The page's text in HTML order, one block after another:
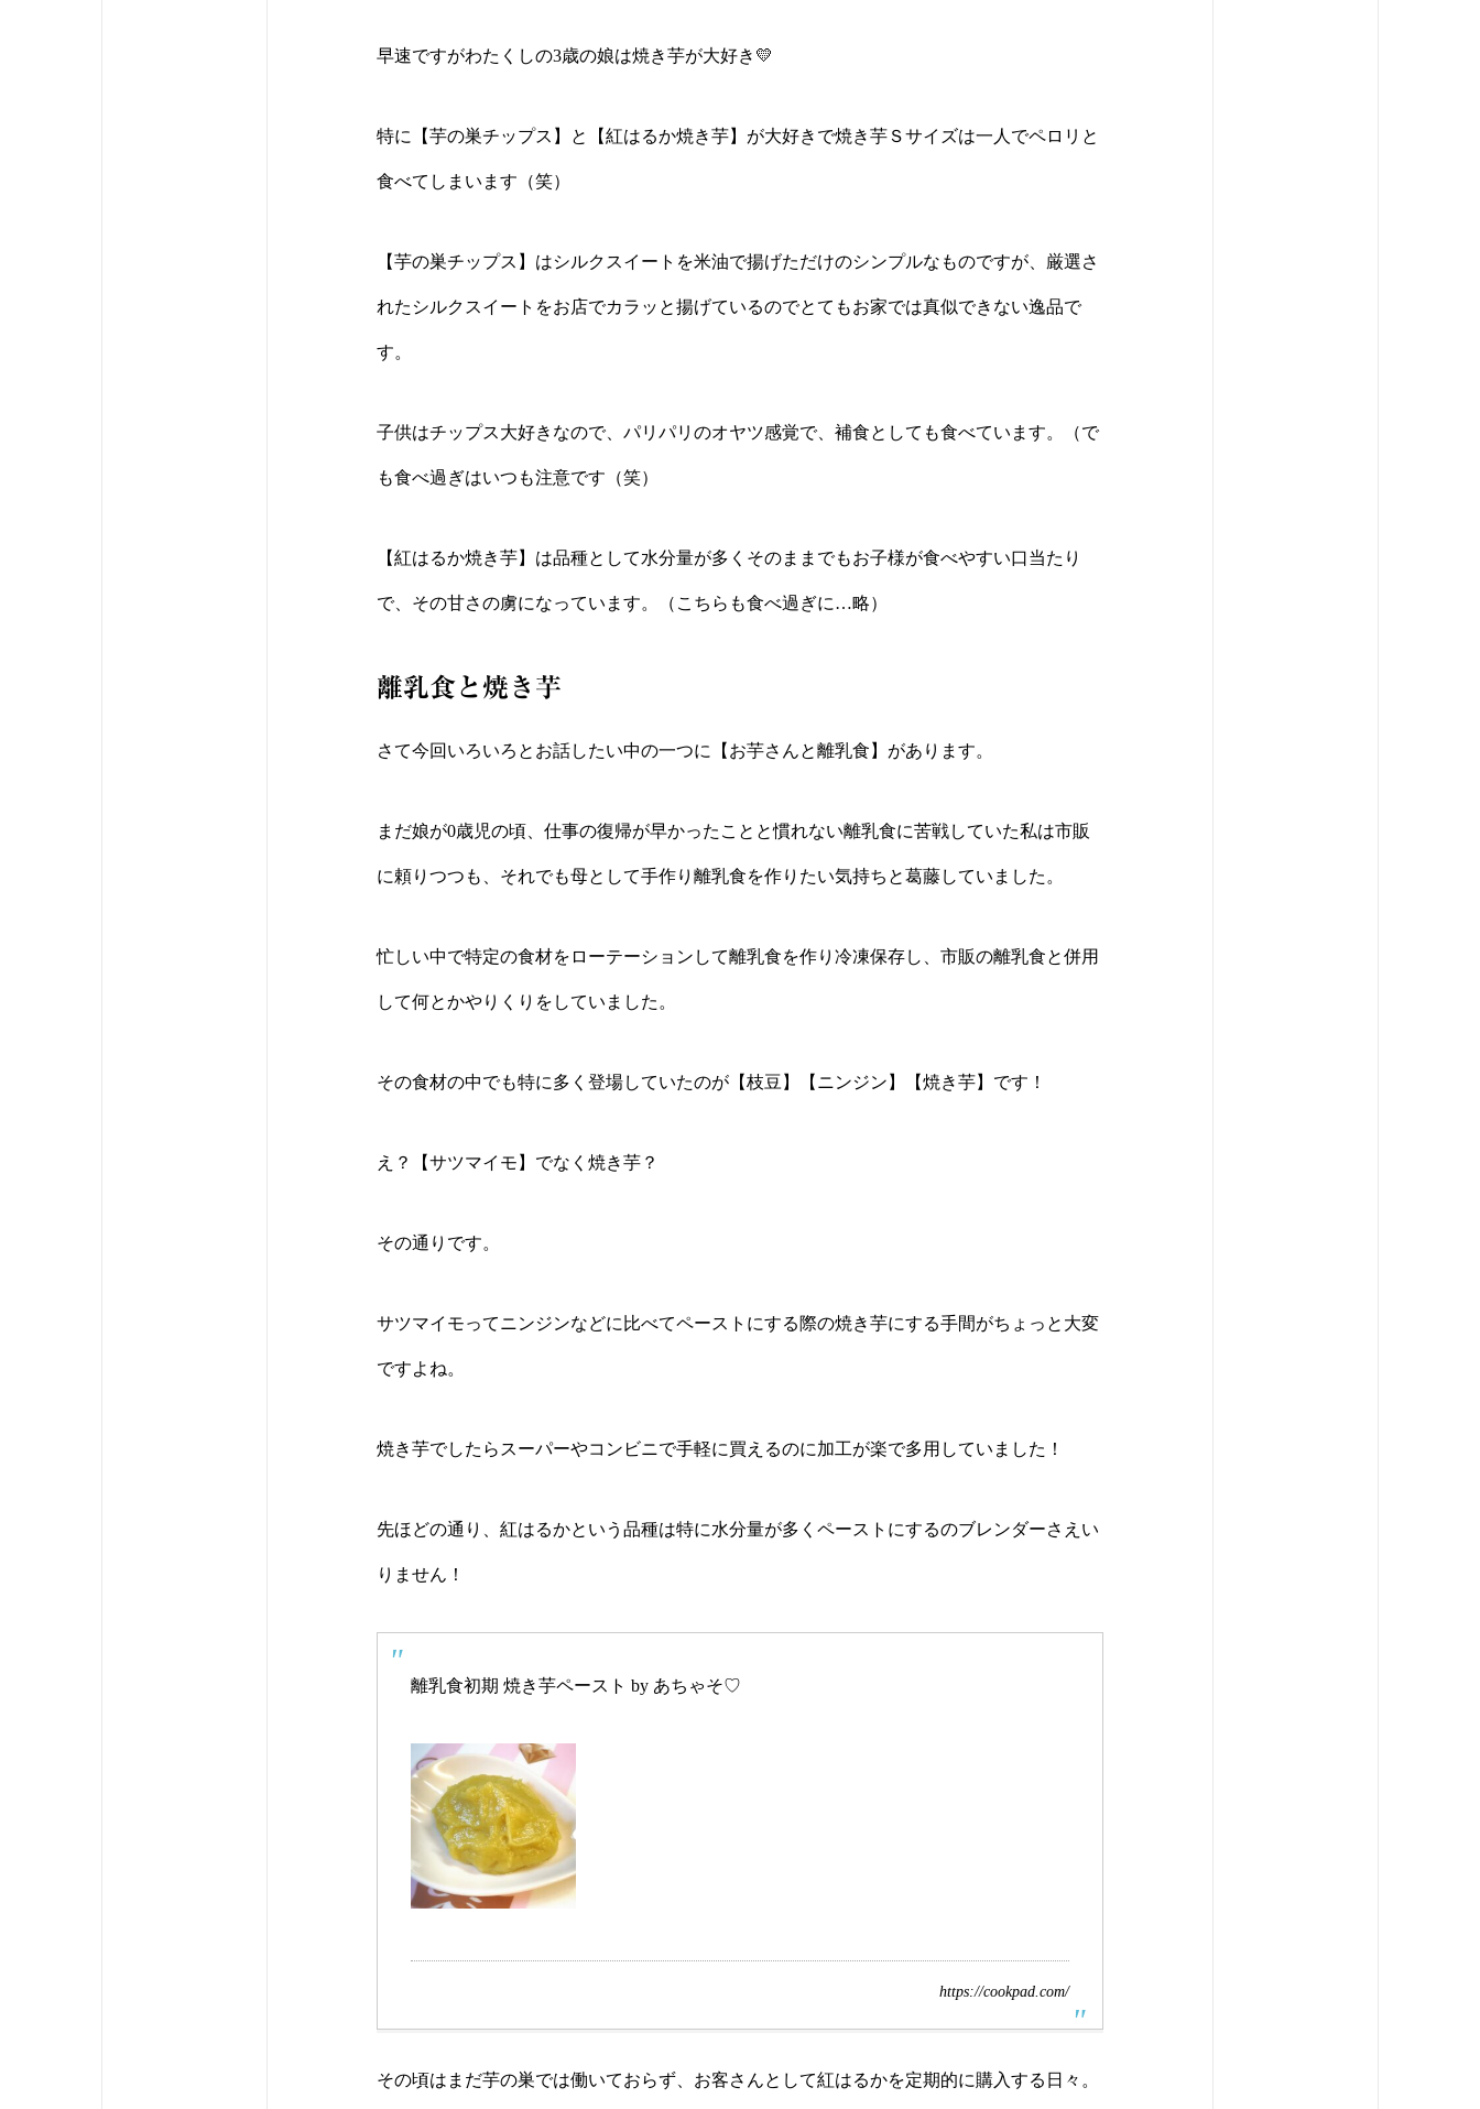
早速ですがわたくしの3歳の娘は焼き芋が大好き💛
特に【芋の巣チップス】と【紅はるか焼き芋】が大好きで焼き芋Ｓサイズは一人でペロリと
食べてしまいます（笑）
【芋の巣チップス】はシルクスイートを米油で揚げただけのシンプルなものですが、厳選さ
れたシルクスイートをお店でカラッと揚げているのでとてもお家では真似できない逸品で
す。
子供はチップス大好きなので、パリパリのオヤツ感覚で、補食としても食べています。（で
も食べ過ぎはいつも注意です（笑）
【紅はるか焼き芋】は品種として水分量が多くそのままでもお子様が食べやすい口当たり
で、その甘さの虜になっています。（こちらも食べ過ぎに…略）
離乳食と焼き芋
さて今回いろいろとお話したい中の一つに【お芋さんと離乳食】があります。
まだ娘が0歳児の頃、仕事の復帰が早かったことと慣れない離乳食に苦戦していた私は市販
に頼りつつも、それでも母として手作り離乳食を作りたい気持ちと葛藤していました。
忙しい中で特定の食材をローテーションして離乳食を作り冷凍保存し、市販の離乳食と併用
して何とかやりくりをしていました。
その食材の中でも特に多く登場していたのが【枝豆】【ニンジン】【焼き芋】です！
え？【サツマイモ】でなく焼き芋？
その通りです。
サツマイモってニンジンなどに比べてペーストにする際の焼き芋にする手間がちょっと大変
ですよね。
焼き芋でしたらスーパーやコンビニで手軽に買えるのに加工が楽で多用していました！
先ほどの通り、紅はるかという品種は特に水分量が多くペーストにするのブレンダーさえい
りません！
離乳食初期 焼き芋ペースト by あちゃそ♡
https://cookpad.com/
その頃はまだ芋の巣では働いておらず、お客さんとして紅はるかを定期的に購入する日々。